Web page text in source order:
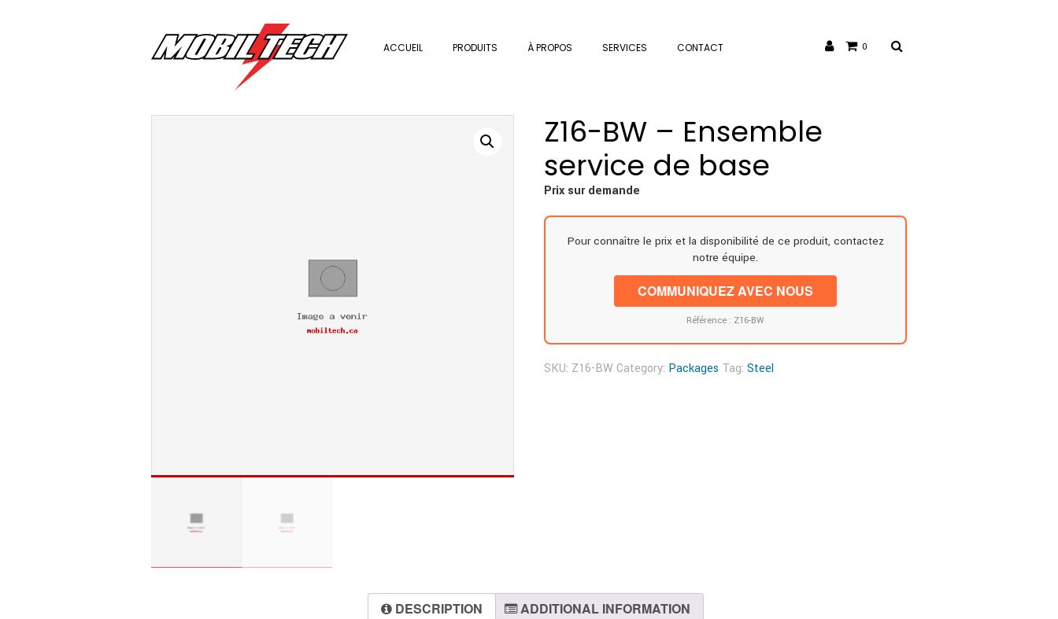
ACCUEIL PRODUITS À PROPOS SERVICES CONTACT 0
Z16-BW – Ensemble
service de base
Prix sur demande
Pour connaître le prix et la disponibilité de ce produit, contactez
notre équipe.
COMMUNIQUEZ AVEC NOUS
Référence : Z16-BW
SKU: Z16-BW Category: Packages Tag:Steel
DESCRIPTION ADDITIONAL INFORMATION